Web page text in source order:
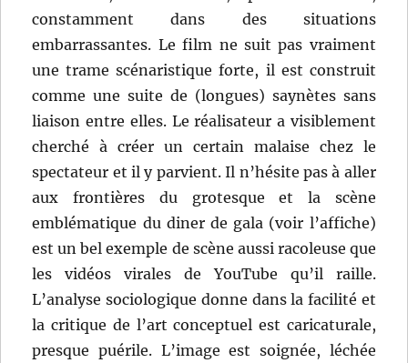
constamment dans des situations
embarrassantes. Le film ne suit pas vraiment
une trame scénaristique forte, il est construit
comme une suite de (longues) saynètes sans
liaison entre elles. Le réalisateur a visiblement
cherché à créer un certain malaise chez le
spectateur et il y parvient. Il n’hésite pas à aller
aux frontières du grotesque et la scène
emblématique du diner de gala (voir l’affiche)
est un bel exemple de scène aussi racoleuse que
les vidéos virales de YouTube qu’il raille.
L’analyse sociologique donne dans la facilité et
la critique de l’art conceptuel est caricaturale,
presque puérile. L’image est soignée, léchée